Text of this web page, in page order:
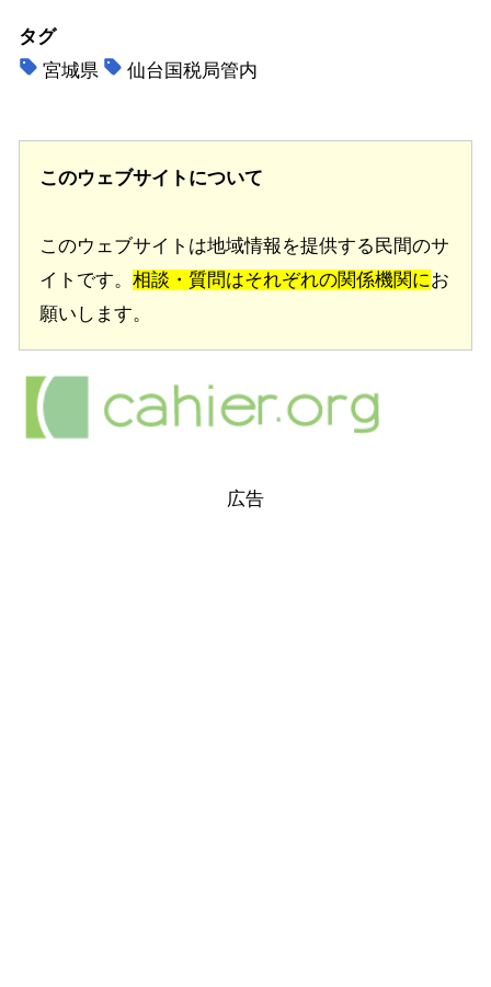
タグ
宮城県
仙台国税局管内
このウェブサイトについて
このウェブサイトは地域情報を提供する民間のサ
イトです。 相談・質問はそれぞれの関係機関にお
願いします。